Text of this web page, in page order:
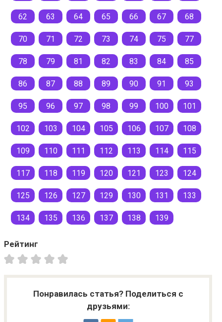
62 63 64 65 66 67 68
70 71 72 73 74 75 77
78 79 81 82 83 84 85
86 87 88 89 90 91 93
95 96 97 98 99 100 101
102 103 104 105 106 107 108
109 110 111 112 113 114 115
117 118 119 120 121 123 124
125 126 127 129 130 131 133
134 135 136 137 138 139
Рейтинг
Понравилась статья? Поделиться с
друзьями: